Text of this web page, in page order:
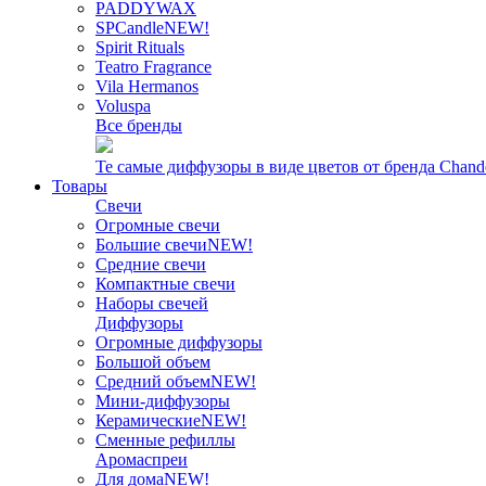
PADDYWAX
SPCandleNEW!
Spirit Rituals
Teatro Fragrance
Vila Hermanos
Voluspa
Все бренды
Те самые диффузоры в виде цветов от бренда
Товары
Свечи
Огромные свечи
Большие свечиNEW!
Средние свечи
Компактные свечи
Наборы свечей
Диффузоры
Огромные диффузоры
Большой объем
Средний объемNEW!
Мини-диффузоры
КерамическиеNEW!
Сменные рефиллы
Аромаспреи
Для домаNEW!